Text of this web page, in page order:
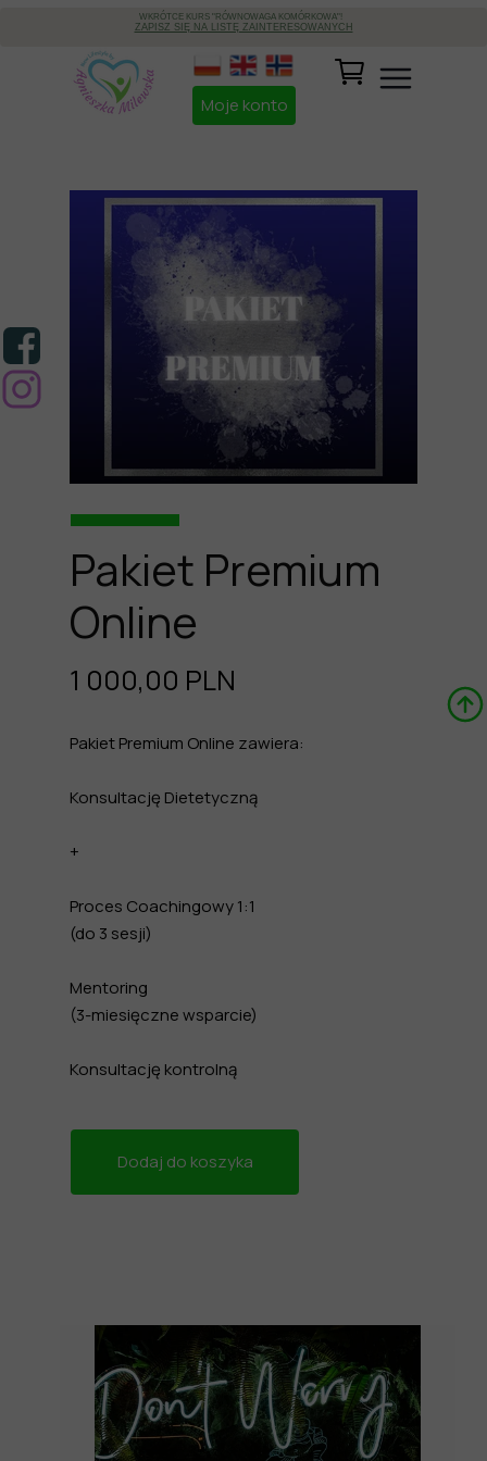
Moje konto
WKRÓTCE KURS "RÓWNOWAGA KOMÓRKOWA"!
ZAPISZ SIĘ NA LISTĘ ZAINTERESOWANYCH
Dodaj do koszyka
Pakiet Premium Online zawiera:
Konsultację Dietetyczną
+
Proces Coachingowy 1:1
(do 3 sesji)
Mentoring
(3-miesięczne wsparcie)
Konsultację kontrolną
1 000,00 PLN
Pakiet Premium
Online